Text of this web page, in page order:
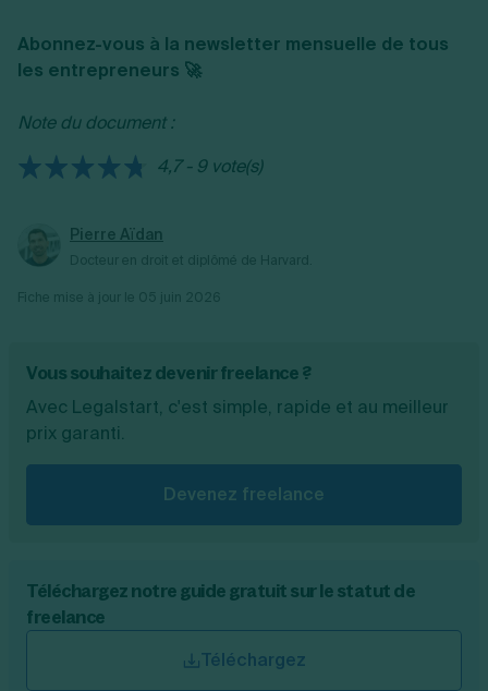
culture visuelle, essentielle pour poursuivre
des études supérieures en illustration.
activement auprès de clients potentiels via
des plateformes spécialisées, les réseaux
professionnels.
Abonnez-vous à la newsletter mensuelle de tous
les entrepreneurs 🚀
Note du document :
4,7 - 9 vote(s)
Pierre Aïdan
Vous souhaitez devenir freelance ?
Avec Legalstart, c'est simple, rapide et au meilleur
prix garanti.
Devenez freelance
Téléchargez notre guide gratuit sur le statut de
freelance
Téléchargez